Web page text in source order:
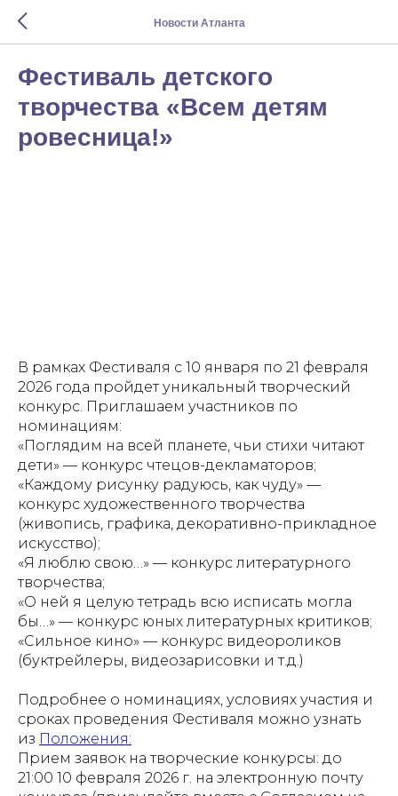
Новости Атланта
Фестиваль детского
творчества «Всем детям
ровесница!»
В рамках Фестиваля с 10 января по 21 февраля
2026 года пройдет уникальный творческий
конкурс. Приглашаем участников по
номинациям:
«Поглядим на всей планете, чьи стихи читают
дети» — конкурс чтецов-декламаторов;
«Каждому рисунку радуюсь, как чуду» —
конкурс художественного творчества
(живопись, графика, декоративно-прикладное
искусство);
«Я люблю свою…» — конкурс литературного
творчества;
«О ней я целую тетрадь всю исписать могла
бы…» — конкурс юных литературных критиков;
«Сильное кино» — конкурс видеороликов
(буктрейлеры, видеозарисовки и т.д.)
Подробнее о номинациях, условиях участия и
сроках проведения Фестиваля можно узнать
из Положения:
Прием заявок на творческие конкурсы: до
21:00 10 февраля 2026 г. на электронную почту